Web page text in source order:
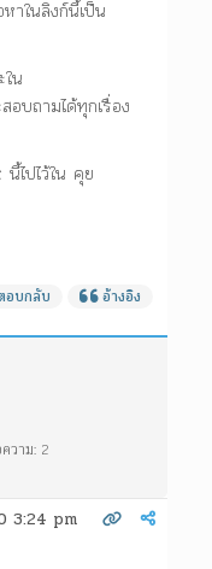
าในลิงก์นี้เป็น
น
บถามได้ทุกเรื่อง
ไปไว้ใน คุย
อบกลับ อ้างอิง
วาม: 2
3:24 pm